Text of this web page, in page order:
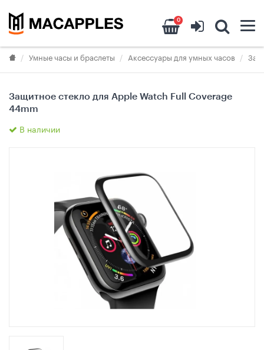
0
Умные часы и браслеты Аксессуары для умных часов
Защитное стекло для Apple Watch Full Coverage
44mm
В наличии